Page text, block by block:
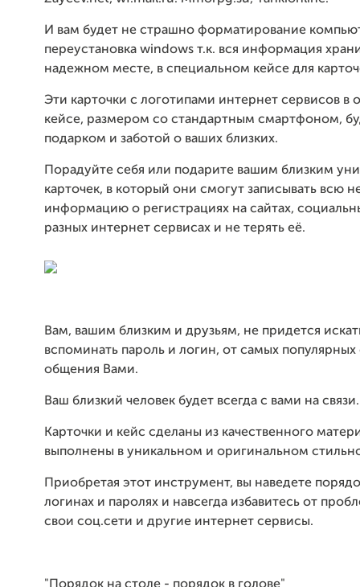
И вам будет не страшно форматирование
переустановка windows т.к. вся информация
надежном месте, в специальном кейсе для
Эти карточки с логотипами интернет сервисов в
кейсе, размером со стандартным смартфоном,
подарком и заботой о ваших близких.
Порадуйте себя или подарите вашим близким
карточек, в который они смогут записывать всю
информацию о регистрациях на сайтах,
разных интернет сервисах и не терять её.
Вам, вашим близким и друзьям, не придется
вспоминать пароль и логин, от самых популярных
общения Вами.
Ваш близкий человек будет всегда с вами на связи.
Карточки и кейс сделаны из качественного
выполнены в уникальном и оригинальном
Приобретая этот инструмент, вы наведете
логинах и паролях и навсегда избавитесь от
свои соц.сети и другие интернет сервисы.